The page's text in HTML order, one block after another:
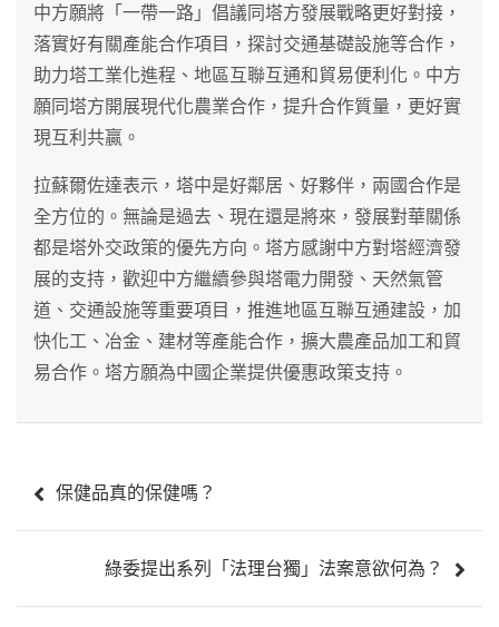
中方願將「一帶一路」倡議同塔方發展戰略更好對接，
落實好有關產能合作項目，探討交通基礎設施等合作，
助力塔工業化進程、地區互聯互通和貿易便利化。中方
願同塔方開展現代化農業合作，提升合作質量，更好實
現互利共贏。
拉蘇爾佐達表示，塔中是好鄰居、好夥伴，兩國合作是
全方位的。無論是過去、現在還是將來，發展對華關係
都是塔外交政策的優先方向。塔方感謝中方對塔經濟發
展的支持，歡迎中方繼續參與塔電力開發、天然氣管
道、交通設施等重要項目，推進地區互聯互通建設，加
快化工、冶金、建材等產能合作，擴大農產品加工和貿
易合作。塔方願為中國企業提供優惠政策支持。
章 保健品真的保健嗎？
綠委提出系列「法理台獨」法案意欲何為？